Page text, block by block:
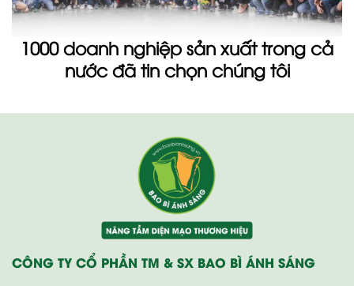
1000 doanh nghiệp sản xuất trong cả
nước đã tin chọn chúng tôi
CÔNG TY CỔ PHẦN TM & SX BAO BÌ ÁNH SÁNG